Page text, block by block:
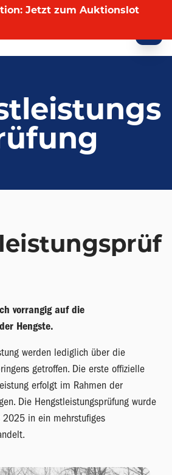
VERBAND
vorrangig auf die
Hengste.
werden lediglich über die
getroffen. Die erste offizielle
erfolgt im Rahmen der
Die Hengstleistungsprüfung wurde
in ein mehrstufiges
Jetzt zum Auktionslot